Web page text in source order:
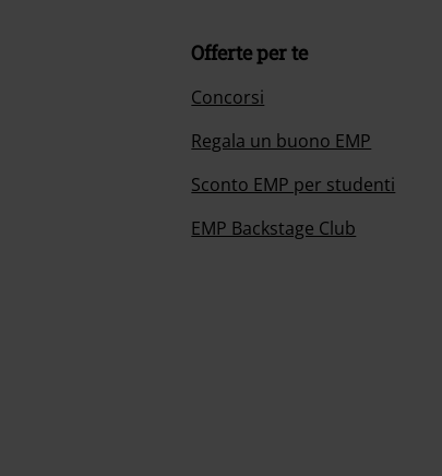
Offerte per te
Concorsi
Regala un buono EMP
Sconto EMP per studenti
EMP Backstage Club